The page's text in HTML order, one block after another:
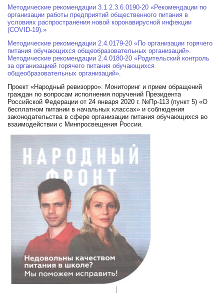
Методические рекомендации 3.1 2.3.6.0190-20 «Рекомендации по
организации работы предприятий общественного питания в
условиях распространения новой коронавирусной инфекции
(COVID-19).»
Методические рекомендации 2.4.0179-20 «По организации горячего
питания обучающихся общеобразовательных организаций».
Методические рекомендации 2.4.0180-20 «Родительский контроль
за организацией горячего питания обучающихся
общеобразовательных организаций».
Проект «Народный ревизорро». Мониторинг и прием обращений
граждан по вопросам исполнения поручений Президента
Российской Федерации от 24 января 2020 г. №Пр-113 (пункт 5) «О
бесплатном питании в начальных классах» и соблюдения
законодательства в сфере организации питания обучающихся во
взаимодействии с Минпросвещения России.